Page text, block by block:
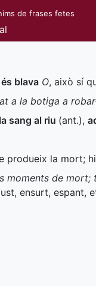
de frases fetes
blava O, això sí
a la botiga a
sang al riu (ant.),
produeix la mort;
moments de
ensurt, espant,